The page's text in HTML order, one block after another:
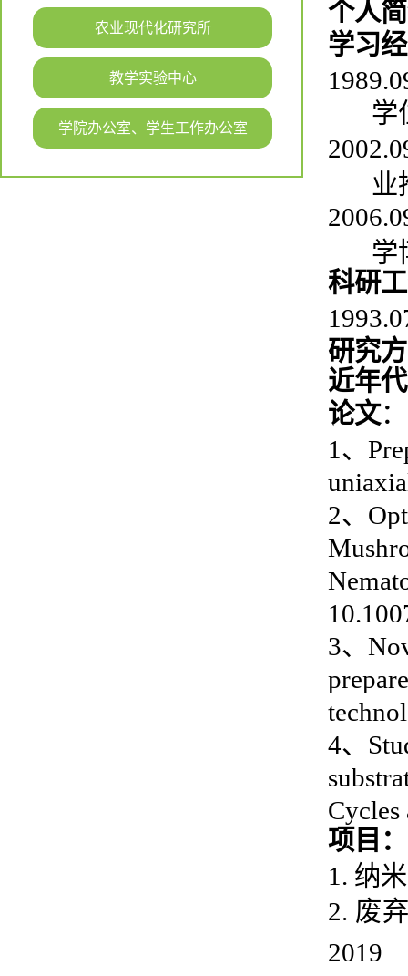
农业现代化研究所
教学实验中心
学院办公室、学生工作办公室
个人
学习
1989
学
2002
业
200
学
科研
1993.
研究
近年
论文：
1 、
2、
3、
4、
Cycles
项目：
1. 纳
2. 废
2019